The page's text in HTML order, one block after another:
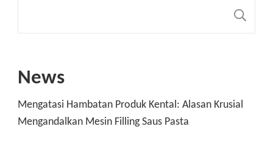
News
Mengatasi Hambatan Produk Kental: Alasan Krusial
Mengandalkan Mesin Filling Saus Pasta